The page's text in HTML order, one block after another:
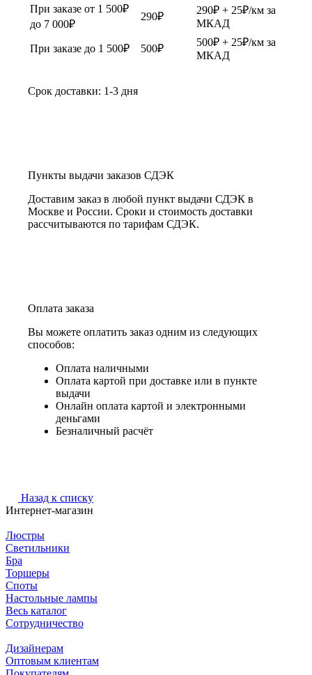
При заказе от 1 500₽
до 7 000₽
290₽
290₽ + 25₽/км за
МКАД
При заказе до 1 500₽ 500₽
500₽ + 25₽/км за
МКАД
Срок доставки: 1-3 дня
Пункты выдачи заказов СДЭК
Доставим заказ в любой пункт выдачи СДЭК в
Москве и России. Сроки и стоимость доставки
рассчитываются по тарифам СДЭК.
Оплата заказа
Вы можете оплатить заказ одним из следующих
способов:
Оплата наличными
Оплата картой при доставке или в пункте
выдачи
Онлайн оплата картой и электронными
деньгами
Безналичный расчёт
Назад к списку
Интернет-магазин
Люстры
Светильники
Бра
Торшеры
Споты
Настольные лампы
Весь каталог
Сотрудничество
Дизайнерам
Оптовым клиентам